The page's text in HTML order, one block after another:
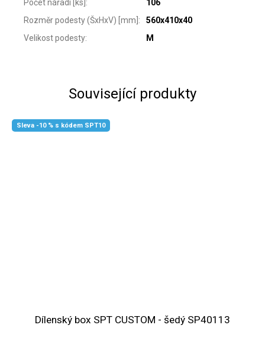
Počet nářadí [ks] :
106
Rozměr podesty (ŠxHxV) [mm] :
560x410x40
Velikost podesty: M
Související produkty
Sleva -10 % s kódem SPT10
Dílenský box SPT CUSTOM - šedý SP40113